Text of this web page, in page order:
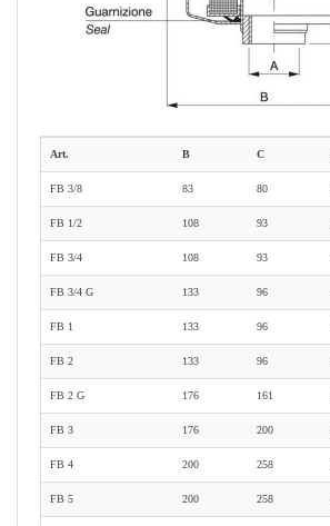
Art. B C
FB 3/8 83 80
FB 1/2 108 93
FB 3/4 108 93
FB 3/4 G 133 96
FB 1 133 96
FB 2 133 96
FB 2 G 176 161
FB 3 176 200
FB 4 200 258
FB 5 200 258